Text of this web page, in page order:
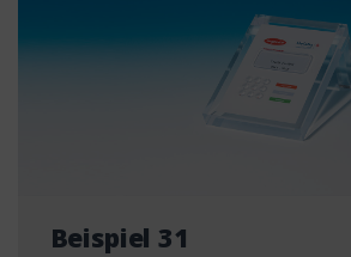
Beispiel 31